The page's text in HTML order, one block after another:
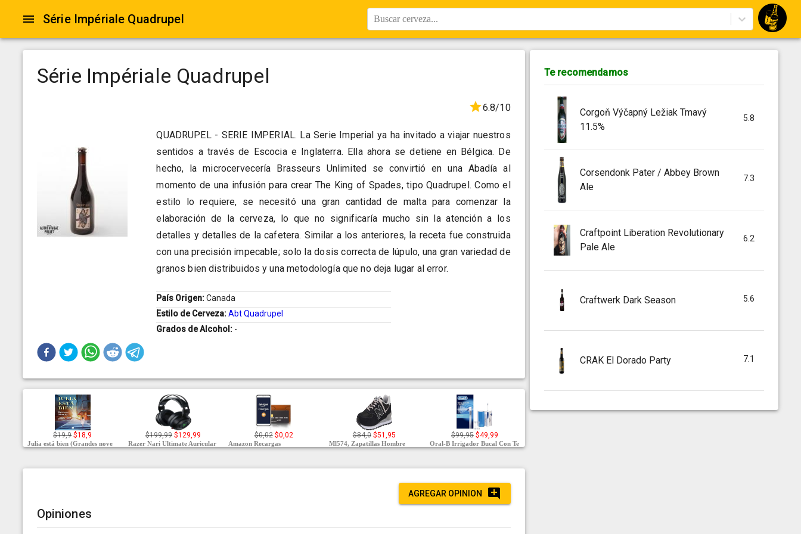
Série Impériale Quadrupel Buscar cerveza...
Série Impériale Quadrupel
6.8/10
QUADRUPEL - SERIE IMPERIAL. La Serie Imperial ya ha invitado a viajar nuestros
sentidos a través de Escocia e Inglaterra. Ella ahora se detiene en Bélgica. De
hecho, la microcervecería Brasseurs Unlimited se convirtió en una Abadía al
momento de una infusión para crear The King of Spades, tipo Quadrupel. Como el
estilo lo requiere, se necesitó una gran cantidad de malta para comenzar la
elaboración de la cerveza, lo que no significaría mucho sin la atención a los
detalles y detalles de la cafetera. Similar a los anteriores, la receta fue construida
con una precisión impecable; solo la dosis correcta de lúpulo, una gran variedad de
granos bien distribuidos y una metodología que no deja lugar al error.
País Origen:Canada
Estilo de Cerveza:Abt Quadrupel
Grados de Alcohol: -
$19,9 $18,9
Julia está bien (Grandes nove
$199,99 $129,99
Razer Nari Ultimate Auricular
$0,02 $0,02
Amazon Recargas
$84,0 $51,95
Ml574, Zapatillas Hombre
$99,95 $49,99
Oral-B Irrigador Bucal Con Te
AGREGAR OPINION
Opiniones
Te recomendamos
Corgoň Výčapný Ležiak Tmavý
11.5%
5.8
Corsendonk Pater / Abbey Brown
Ale
7.3
Craftpoint Liberation Revolutionary
Pale Ale
6.2
Craftwerk Dark Season 5.6
CRAK El Dorado Party 7.1